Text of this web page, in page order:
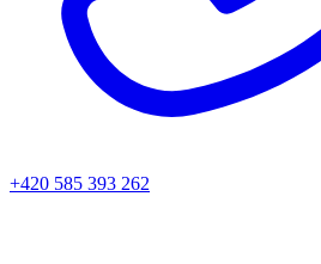
+420 585 393 262